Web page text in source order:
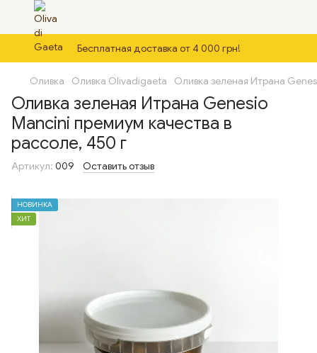
Бесплатная доставка от 4 000 грн!
Оливка Оливка Olivadigaeta Оливка зеленая Итрана
Оливка зеленая Итрана Genesio
Mancini премиум качества в
рассоле, 450 г
Артикул: 009 Оставить отзыв
НОВИНКА
ХИТ